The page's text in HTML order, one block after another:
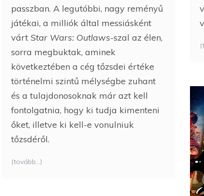
passzban. A legutóbbi, nagy reményű
játékai, a milliók által messiásként
várt Star Wars: Outlaws-szal az élen,
sorra megbuktak, aminek
következtében a cég tőzsdei értéke
történelmi szintű mélységbe zuhant
és a tulajdonosoknak már azt kell
fontolgatnia, hogy ki tudja kimenteni
őket, illetve ki kell-e vonulniuk
tőzsdéről.
(tovább…)